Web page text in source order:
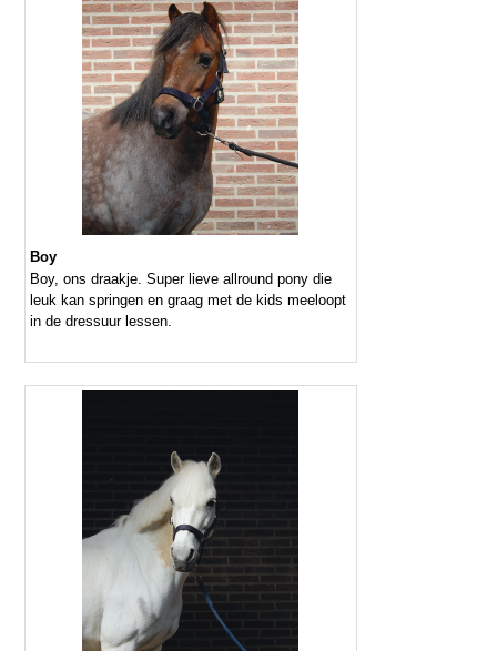
Boy
Boy, ons draakje. Super lieve allround pony die
leuk kan springen en graag met de kids meeloopt
in de dressuur lessen.